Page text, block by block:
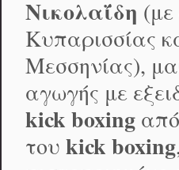
Νικολαΐδη
Κυπαρισσίας
Μεσσηνίας),
αγωγής με
kickboxing
του kickboxing